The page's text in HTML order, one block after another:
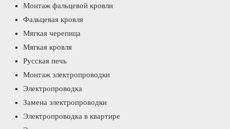
Монтаж фальцевой кровли
Фальцевая кровля
Мягкая черепица
Мягкая кровля
Русская печь
Монтаж электропроводки
Электропроводка
Замена электропроводки
Электропроводка в квартире